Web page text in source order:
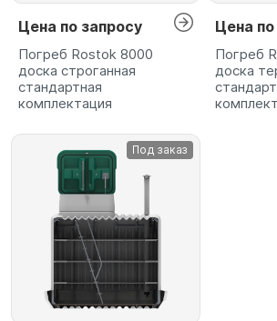
Цена по запросу
Погреб Rostok 8000
доска строганная
стандартная
комплектация
Цена
Погреб
доска
Под заказ